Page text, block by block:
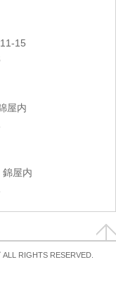
15
屋内
屋内
RIGHTS RESERVED.